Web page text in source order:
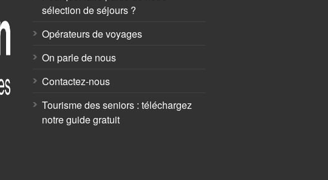
sélection de séjours ?
Opérateurs de voyages
On parle de nous
Contactez-nous
Tourisme des seniors : téléchargez
notre guide gratuit